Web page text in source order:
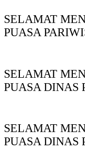
SELAMAT
PUASA
SELAMAT
PUASA DINAS
SELAMAT
PUASA DINAS